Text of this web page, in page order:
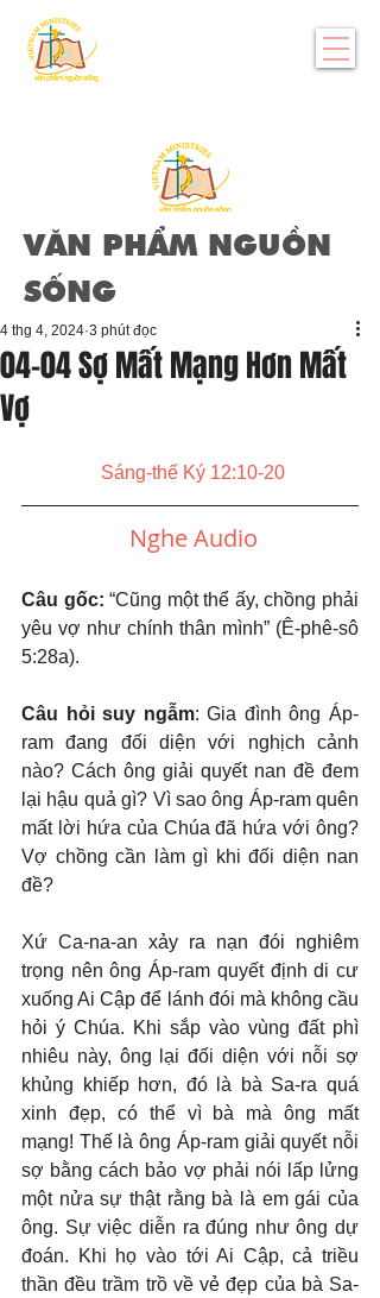
VĂN PHẨM NGUỒN
SỐNG
04-04 Sợ Mất Mạng Hơn Mất
Vợ
4 thg 4, 2024 3 phút đọc
Sáng-thế Ký 12:10-20
Nghe Audio
Câu gốc: “Cũng một thể ấy, chồng phải
yêu vợ như chính thân mình” (Ê-phê-sô
5:28a).
Câu hỏi suy ngẫm: Gia đình ông Áp-
ram đang đối diện với nghịch cảnh
nào? Cách ông giải quyết nan đề đem
lại hậu quả gì? Vì sao ông Áp-ram quên
mất lời hứa của Chúa đã hứa với ông?
Vợ chồng cần làm gì khi đối diện nan
đề?
Xứ Ca-na-an xảy ra nạn đói nghiêm
trọng nên ông Áp-ram quyết định di cư
xuống Ai Cập để lánh đói mà không cầu
hỏi ý Chúa. Khi sắp vào vùng đất phì
nhiêu này, ông lại đối diện với nỗi sợ
khủng khiếp hơn, đó là bà Sa-ra quá
xinh đẹp, có thể vì bà mà ông mất
mạng! Thế là ông Áp-ram giải quyết nỗi
sợ bằng cách bảo vợ phải nói lấp lửng
một nửa sự thật rằng bà là em gái của
ông. Sự việc diễn ra đúng như ông dự
đoán. Khi họ vào tới Ai Cập, cả triều
thần đều trầm trồ về vẻ đẹp của bà Sa-